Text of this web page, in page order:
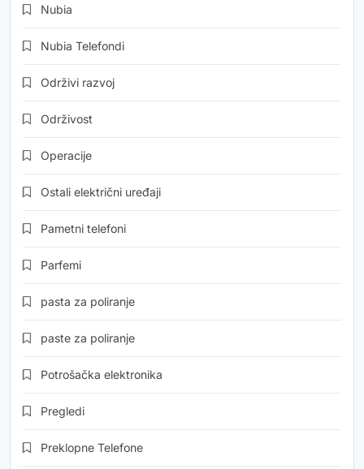
Nubia
Nubia Telefondi
Održivi razvoj
Održivost
Operacije
Ostali električni uređaji
Pametni telefoni
Parfemi
pasta za poliranje
paste za poliranje
Potrošačka elektronika
Pregledi
Preklopne Telefone